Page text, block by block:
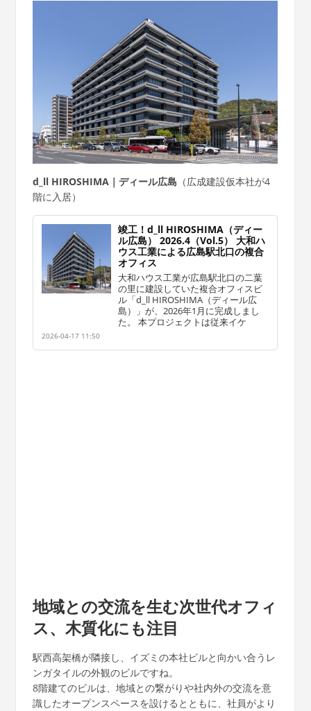
d_ll HIROSHIMA｜ディール広島 （広成建設仮本社が4
階に入居）
竣工！d_ll HIROSHIMA（ディー
ル広島） 2026.4（Vol.5） 大和ハ
ウス工業による広島駅北口の複合
オフィス
大和ハウス工業が広島駅北口の二葉
の里に建設していた複合オフィスビ
ル「d_ll HIROSHIMA（ディール広
島）」が、2026年1月に完成しまし
た。 本プロジェクトは従来イケ
2026-04-17 11:50
地域との交流を生む次世代オフィ
ス、木質化にも注目
駅西高架橋が隣接し、イズミの本社ビルと向かい合うレ
ンガタイルの外観のビルですね。
8階建てのビルは、地域との繋がりや社内外の交流を意
識したオープンスペースを設けるとともに、社員がより